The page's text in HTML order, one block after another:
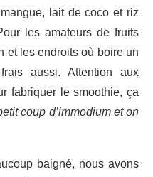
lait de coco et riz
les amateurs de fruits
et les endroits où boire un
aussi. Attention aux
fabriquer le smoothie, ça
coup d’immodium et on
baigné, nous avons